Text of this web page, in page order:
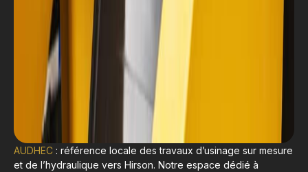
AUDHEC : référence locale des travaux d’usinage sur mesure
et de l’hydraulique vers Hirson. Notre espace dédié à